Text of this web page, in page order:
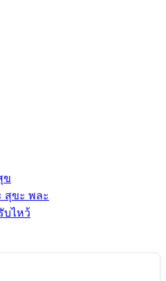
ข
สุขะ พละ
บไหว้